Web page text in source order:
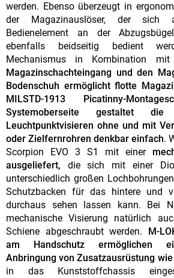
werden. Ebenso überzeugt in
der Magazinauslöser, der sich
Bedienelement an der
ebenfalls beidseitig bedient
Mechanismus in Kombination
Magazinschachteingang und den
Bodenschuh ermöglicht flotte
MILSTD-1913 Picatinny-
Systemoberseite gestaltet
Leuchtpunktvisieren ohne und mit
oder Zielfernrohren denkbar einfach.
Scorpion EVO 3 S1 mit einer
ausgeliefert, die sich mit einer
unterschiedlich großen
Schutzbacken für das hintere und
durchaus sehen lassen kann. Bei
mechanische Visierung natürlich
Schiene abgeschraubt werden.
M-
am Handschutz ermöglichen
Anbringung von Zusatzausrüstung
in das Kunststoffchassis